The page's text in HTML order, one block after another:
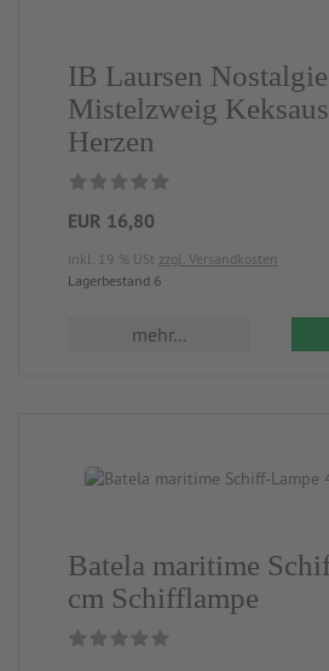
IB Laursen
Mistelzweig
Herzen
EUR 16,80
inkl. 19 % USt zzgl. Versandkosten
Lagerbestand 6
mehr...
Batela maritime
cm Schifflampe